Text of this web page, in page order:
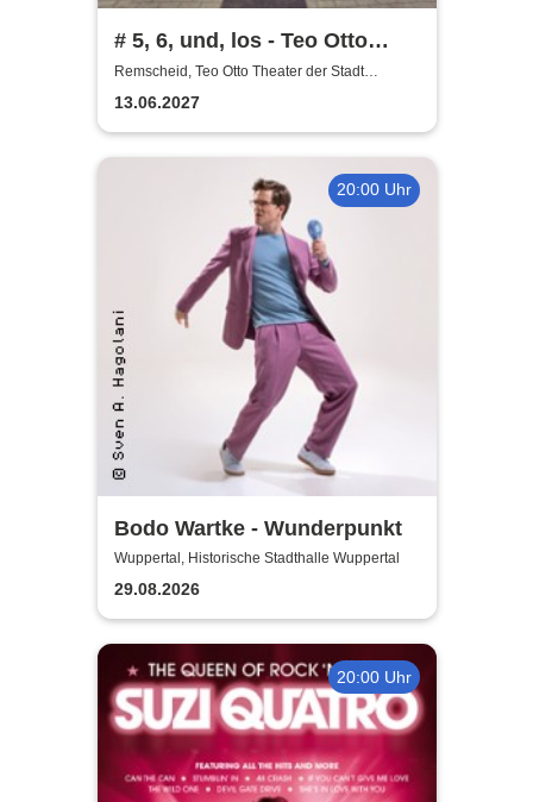
# 5, 6, und, los - Teo Otto
Theater
Remscheid, Teo Otto Theater der Stadt
Remscheid
13.06.2027
20:00 Uhr
Bodo Wartke - Wunderpunkt
Wuppertal, Historische Stadthalle Wuppertal
29.08.2026
20:00 Uhr